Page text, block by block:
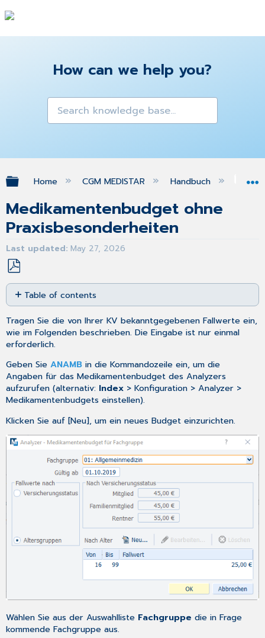
How can we help you?
Expand/collapse global hierarchy
Home CGM MEDISTAR Handbuch
Medikamentenbudget ohne
Praxisbesonderheiten
Last updated May 27, 2026
Save
as
PDF
Table of contents
No
headers
Tragen Sie die von Ihrer KV bekanntgegebenen Fallwerte ein,
wie im Folgenden beschrieben. Die Eingabe ist nur einmal
erforderlich.
Geben SieANAMB in die Kommandozeile ein, um die
Angaben für das Medikamentenbudget des Analyzers
aufzurufen (alternativ: Index > Konfiguration > Analyzer >
Medikamentenbudgets einstellen).
Klicken Sie auf [Neu], um ein neues Budget einzurichten.
Wählen Sie aus der Auswahlliste Fachgruppe die in Frage
kommende Fachgruppe aus.